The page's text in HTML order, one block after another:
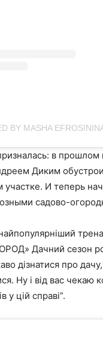
в прошлом
Диким
участке. И теперь
садово-
Дачний сезон
дізнатися про
Ну і від вас чекаю
у цій справі”.